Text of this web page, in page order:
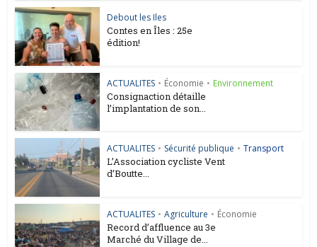
Debout les Iles
Contes en Îles : 25e
édition!
ACTUALITES • Économie • Environnement
Consignaction détaille
l’implantation de son...
ACTUALITES • Sécurité publique • Transport
L’Association cycliste Vent
d’Boutte...
ACTUALITES • Agriculture • Économie
Record d’affluence au 3e
Marché du Village de...